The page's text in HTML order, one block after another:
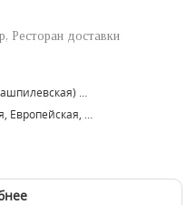
Ресторан доставки